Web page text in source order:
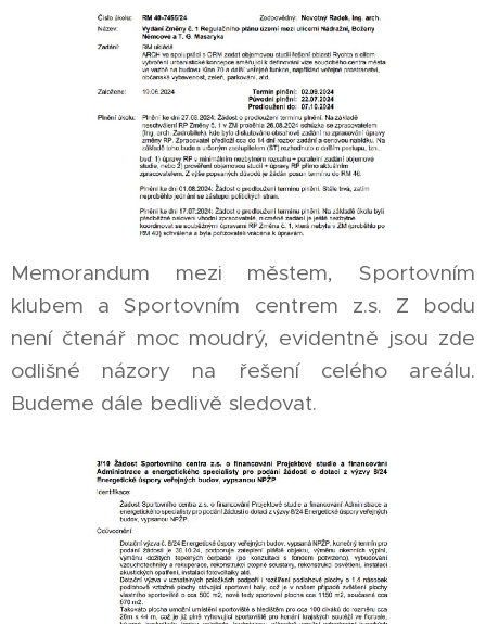
Memorandum mezi městem, Sportovním
klubem a Sportovním centrem z.s. Z bodu
není čtenář moc moudrý, evidentně jsou zde
odlišné názory na řešení celého areálu.
Budeme dále bedlivě sledovat.